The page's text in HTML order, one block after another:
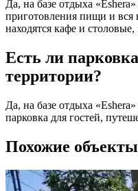
Да, на базе отдыха
приготовления пищи и вся
находятся кафе и столовые,
Есть ли
территории?
Да, на базе отдыха
парковка для гостей,
Похожие